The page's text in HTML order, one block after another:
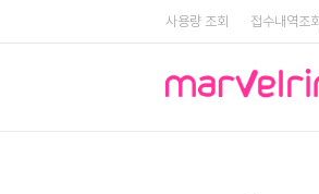
사용량 조회 접수내역조